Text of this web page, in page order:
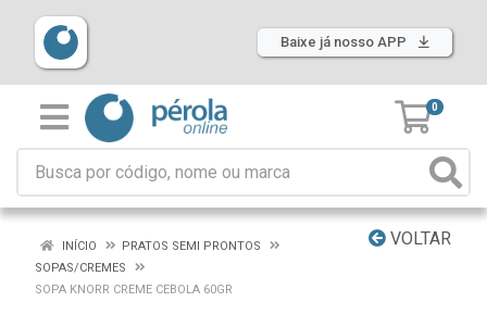
Baixe já nosso APP
0
VOLTAR
INÍCIO
PRATOS SEMI PRONTOS
SOPAS/CREMES
SOPA KNORR CREME CEBOLA 60GR